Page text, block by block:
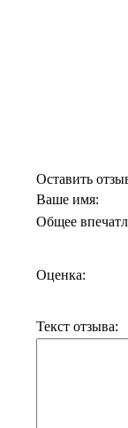
Оставить
Ваше имя:
Общее
Оценка:
Текст отзыва: